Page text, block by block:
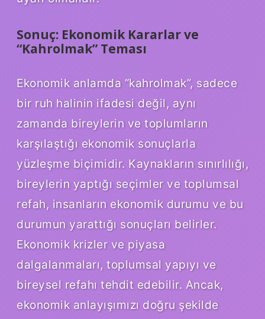
Sonuç: Ekonomik Kararlar ve
“Kahrolmak” Teması
Ekonomik anlamda “kahrolmak”, sadece
bir ruh halinin ifadesi değil, aynı
zamanda bireylerin ve toplumların
karşılaştığı ekonomik sonuçlarla
yüzleşme biçimidir. Kaynakların sınırlılığı,
bireylerin yaptığı seçimler ve toplumsal
refah, insanların ekonomik durumu ve bu
durumun yarattığı sonuçları belirler.
Ekonomik krizler ve piyasa
dalgalanmaları, toplumsal yapıyı ve
bireysel refahı tehdit edebilir. Ancak,
ekonomik anlayışımızı doğru şekilde